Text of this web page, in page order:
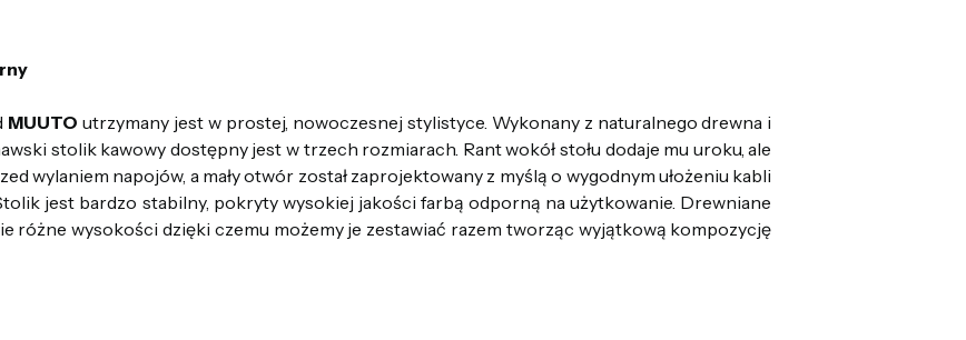
MUUTOutrzymany jest w prostej, nowoczesnej stylistyce. Wykonany z naturalnego drewna i
stolik kawowy dostępny jest w trzech rozmiarach. Rant wokół stołu dodaje mu uroku, ale
wylaniem napojów, a mały otwór został zaprojektowany z myślą o wygodnym ułożeniu kabli
jest bardzo stabilny, pokryty wysokiej jakości farbą odporną na użytkowanie. Drewniane
różne wysokości dzięki czemu możemy je zestawiać razem tworząc wyjątkową kompozycję